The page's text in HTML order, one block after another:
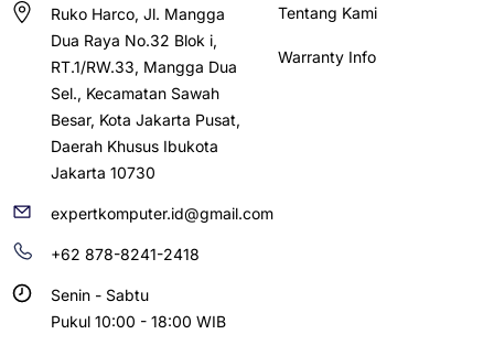
Ruko Harco, Jl. Mangga
Dua Raya No.32 Blok i,
RT.1/RW.33, Mangga Dua
Sel., Kecamatan Sawah
Besar, Kota Jakarta Pusat,
Daerah Khusus Ibukota
Jakarta 10730
expertkomputer.id@gmail.com
+62 878-8241-2418
Senin - Sabtu
Pukul 10:00 - 18:00 WIB
Tentang Kami
Warranty Info